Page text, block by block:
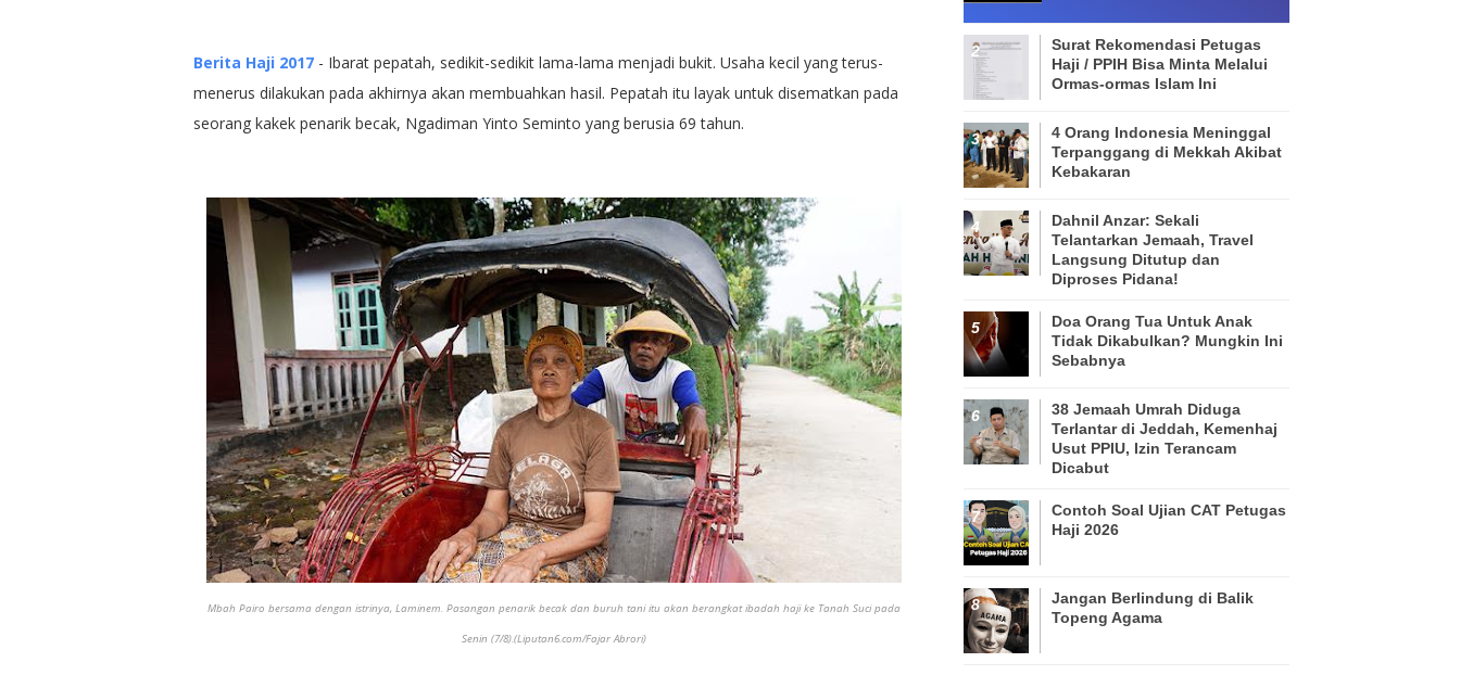
Berita Haji 2017- Ibarat pepatah, sedikit-sedikit lama-lama menjadi bukit. Usaha kecil yang terus-
menerus dilakukan pada akhirnya akan membuahkan hasil. Pepatah itu layak untuk disematkan pada
seorang kakek penarik becak, Ngadiman Yinto Seminto yang berusia 69 tahun.
Mbah Pairo bersama dengan istrinya, Laminem. Pasangan penarik becak dan buruh tani itu akan berangkat ibadah haji ke Tanah Suci pada
Senin (7/8).(Liputan6.com/Fajar Abrori)
Surat Rekomendasi Petugas
Haji / PPIH Bisa Minta Melalui
Ormas-ormas Islam Ini
4 Orang Indonesia Meninggal
Terpanggang di Mekkah Akibat
Kebakaran
Dahnil Anzar: Sekali
Telantarkan Jemaah, Travel
Langsung Ditutup dan
Diproses Pidana!
Doa Orang Tua Untuk Anak
Tidak Dikabulkan? Mungkin Ini
Sebabnya
38 Jemaah Umrah Diduga
Terlantar di Jeddah, Kemenhaj
Usut PPIU, Izin Terancam
Dicabut
Contoh Soal Ujian CAT Petugas
Haji 2026
Jangan Berlindung di Balik
Topeng Agama